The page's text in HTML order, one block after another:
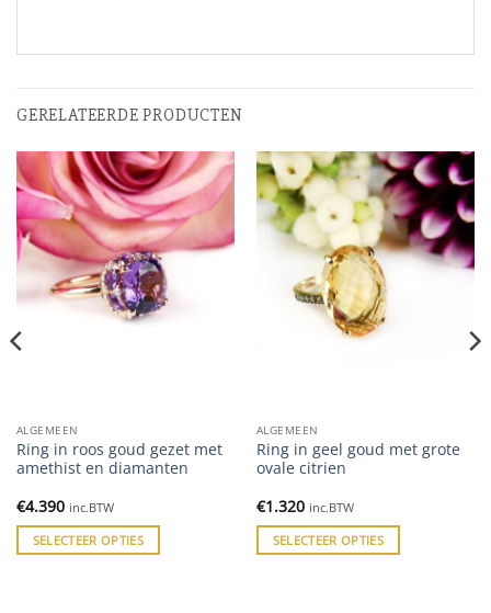
GERELATEERDE PRODUCTEN
ALGEMEEN
Ring in roos goud gezet met
amethist en diamanten
€4.390 inc.BTW
SELECTEER OPTIES
ALGEMEEN
Ring in geel goud met grote
ovale citrien
€1.320 inc.BTW
SELECTEER OPTIES